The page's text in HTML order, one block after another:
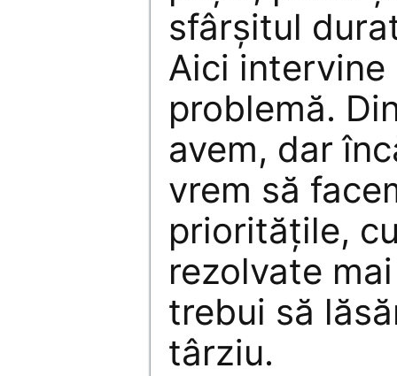
sfârșitul
Aici intervine
problemă.
avem, dar
vrem să
prioritățile,
rezolvate
trebui să
târziu.